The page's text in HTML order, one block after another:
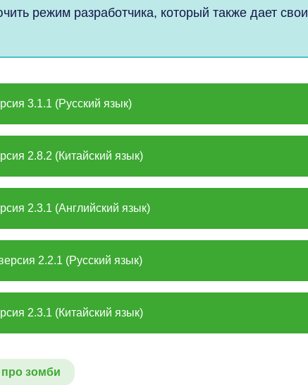
режим разработчика, который также дает свои
3.1.1 (Русский язык)
2.8.2 (Китайский язык)
2.3.1 (Английский язык)
2.2.1 (Русский язык)
2.3.1 (Китайский язык)
зомби